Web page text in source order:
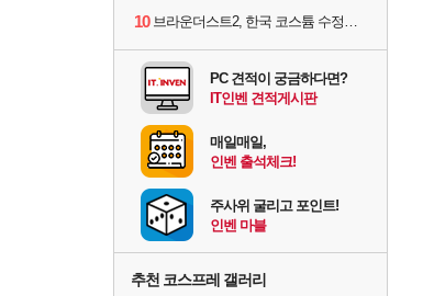
10 브라운더스트2, 한국 코스튬 수정… 이준희 PD "안 하면 서비스 지속 불가"
PC 견적이 궁금하다면?
IT인벤 견적게시판
매일매일,
인벤 출석체크!
주사위 굴리고 포인트!
인벤 마블
추천 코스프레 갤러리